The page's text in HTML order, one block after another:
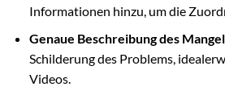
Informationen hinzu, um die
Genaue Beschreibung des
Schilderung des Problems,
Videos.